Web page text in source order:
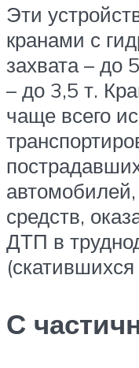
Эти
кранами с
захвата – до
– до 3,5 т.
чаще всего
средств,
ДТП в
С